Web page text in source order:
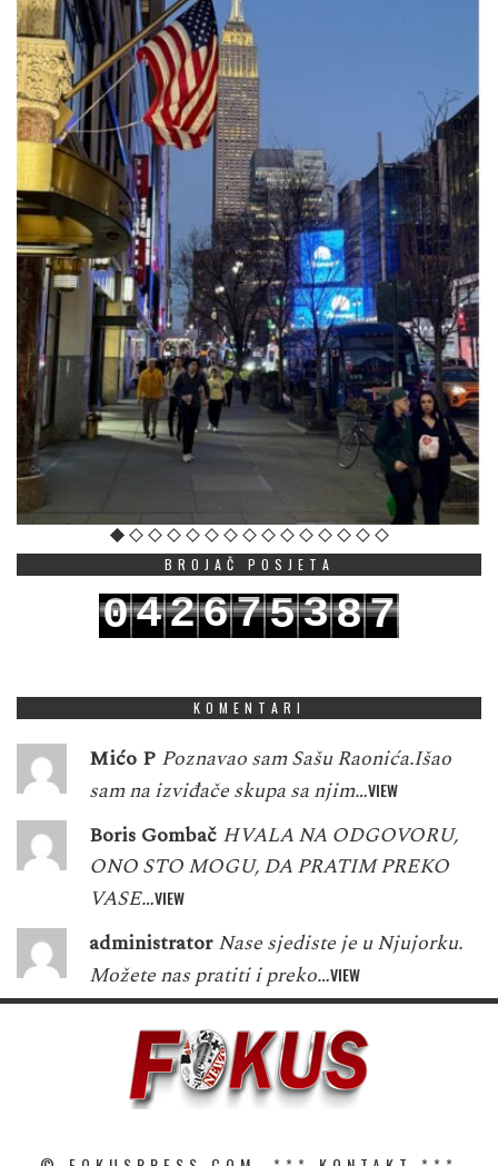
BROJAČ POSJETA
042675387
KOMENTARI
Mićo P Poznavao sam Sašu Raonića.Išao
sam na izviđače skupa sa njim…VIEW
Boris Gombač HVALA NA ODGOVORU,
ONO STO MOGU, DA PRATIM PREKO
VASE…VIEW
administrator Nase sjediste je u Njujorku.
Možete nas pratiti i preko…VIEW